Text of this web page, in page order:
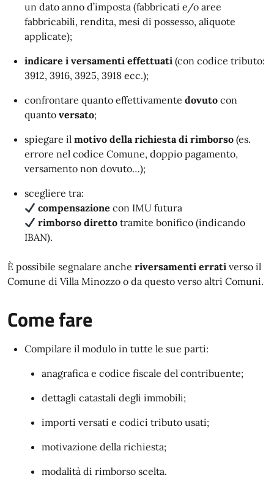
un dato anno d’imposta (fabbricati e/o aree
fabbricabili, rendita, mesi di possesso, aliquote
applicate);
indicare i versamenti effettuati (con codice tributo:
3912, 3916, 3925, 3918 ecc.);
confrontare quanto effettivamente dovuto con
quanto versato;
spiegare il motivo della richiesta di rimborso (es.
errore nel codice Comune, doppio pagamento,
versamento non dovuto…);
scegliere tra:
compensazione con IMU futura
rimborso diretto tramite bonifico (indicando
IBAN).
È possibile segnalare anche riversamenti errati verso il
Comune di Villa Minozzo o da questo verso altri Comuni.
Come fare
Compilare il modulo in tutte le sue parti:
anagrafica e codice fiscale del contribuente;
dettagli catastali degli immobili;
importi versati e codici tributo usati;
motivazione della richiesta;
modalità di rimborso scelta.